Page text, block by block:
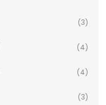
(3)
(4)
(4)
(3)